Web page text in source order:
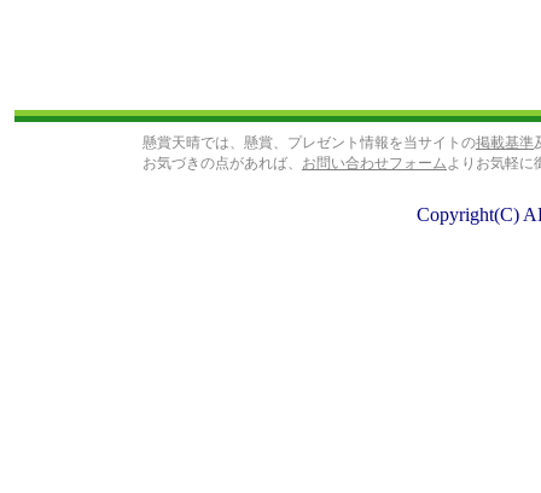
懸賞天晴では、懸賞、プレゼント情報を当サイトの掲載基準
お気づきの点があれば、 お問い合わせフォームよりお気軽に
Copyright(C)